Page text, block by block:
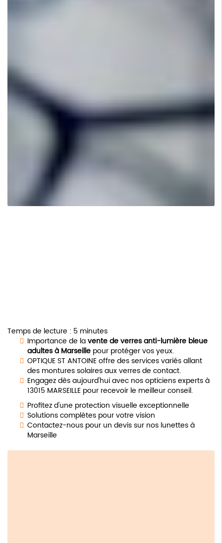
Temps de lecture : 5 minutes
Importance de lavente de verres anti-lumière bleue
adultes à Marseille pour protéger vos yeux.
OPTIQUE ST ANTOINE offre des services variés allant
des montures solaires aux verres de contact.
Engagez dès aujourd'hui avec nos opticiens experts à
13015 MARSEILLE pour recevoir le meilleur conseil.
Profitez d'une protection visuelle exceptionnelle
Solutions complètes pour votre vision
Contactez-nous pour un devis sur nos lunettes à
Marseille